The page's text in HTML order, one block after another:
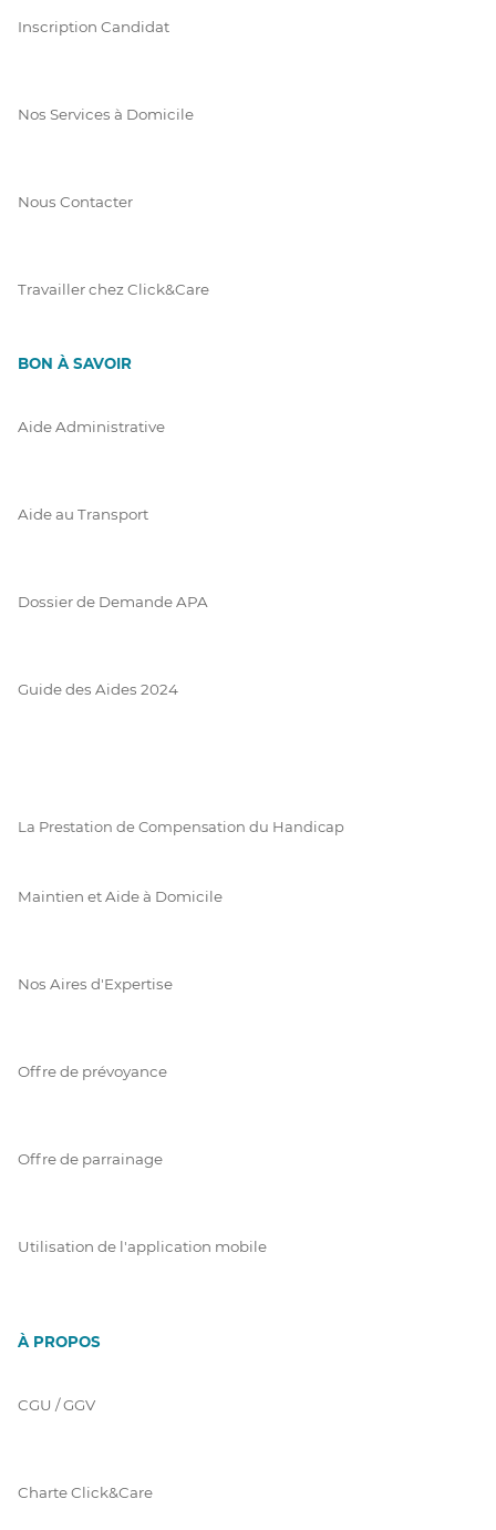
Inscription Candidat
Nos Services à Domicile
Nous Contacter
Travailler chez Click&Care
BON À SAVOIR
Aide Administrative
Aide au Transport
Dossier de Demande APA
Guide des Aides 2024
La Prestation de Compensation du Handicap
Maintien et Aide à Domicile
Nos Aires d'Expertise
Offre de prévoyance
Offre de parrainage
Utilisation de l'application mobile
À PROPOS
CGU / GGV
Charte Click&Care